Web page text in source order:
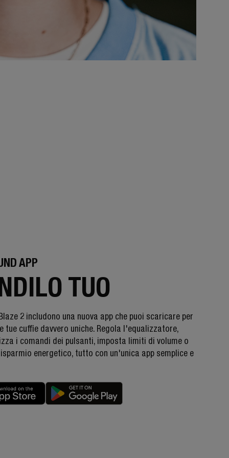
APP
TUO
2 includono una nuova app che puoi scaricare per
tue cuffie davvero uniche. Regola l'equalizzatore,
i comandi dei pulsanti, imposta limiti di volume o
energetico, tutto con un'unica app semplice e